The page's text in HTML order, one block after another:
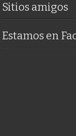
Sitios amigos